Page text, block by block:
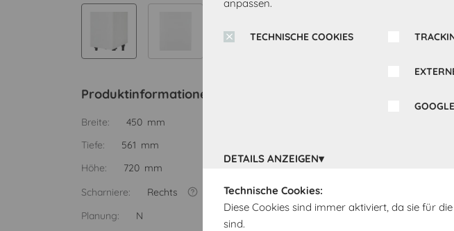
anpassen.
TECHNISCHE COOKIES
DETAILS ANZEIGEN
Technische Cookies:
Diese Cookies sind immer aktiviert, da sie für
sind.
Produktinformationen
Breite:
450 mm
Tiefe:
561 mm
Höhe:
720 mm
Scharniere:
Rechts
Planung:
N